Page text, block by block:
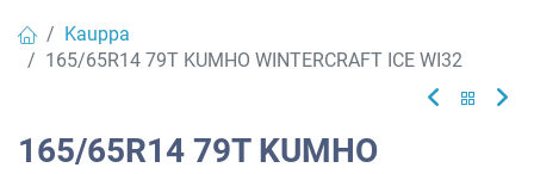
Kauppa
165/65R14 79T KUMHO WINTERCRAFT ICE WI32
165/65R14 79T KUMHO